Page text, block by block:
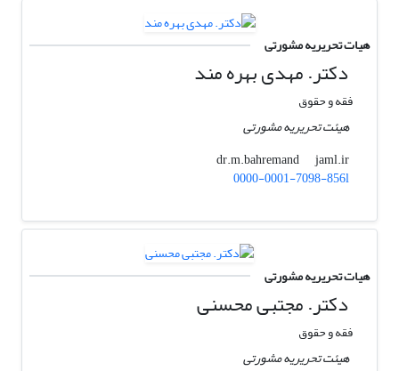
هیات تحریریه مشورتی
دکتر. مهدی بهره مند
فقه و حقوق
هیئت تحریریه مشورتی
dr.m.bahremand
jaml.ir
0000-0001-7098-856l
هیات تحریریه مشورتی
دکتر. مجتبی محسنی
فقه و حقوق
هیئت تحریریه مشورتی